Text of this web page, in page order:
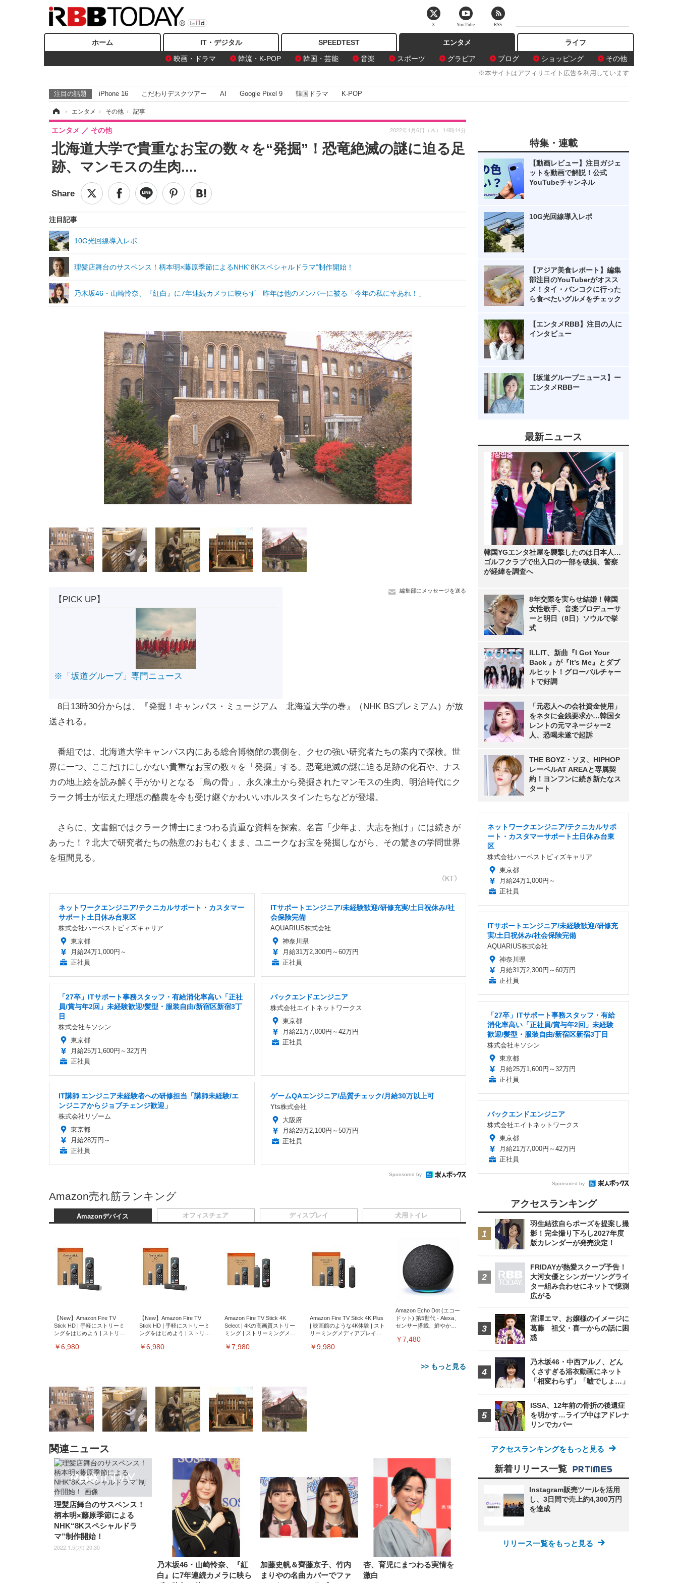
ホーム IT・デジタル SPEEDTEST
エンタメ
映画・ドラマ
韓流・K-POP 韓国・芸能 音楽 スポーツ グラビア ブログ ショッピング その他
ライフ
※本サイトはアフィリエイト広告を利用しています
注目の話題 iPhone 16 こだわりデスクツアー AI Google Pixel 9 韓国ドラマ K-POP
› エンタメ › その他 › 記事
北海道大学で貴重なお宝の数々を“発掘”！恐竜絶滅の謎に迫る足
跡、マンモスの生肉....
エンタメ その他 2022年1月6日（木） 14時14分
注目記事
10G光回線導入レポ
理髪店舞台のサスペンス！柄本明×藤原季節によるNHK“8Kスペシャルドラマ”制作開始！
乃木坂46・山崎怜奈、『紅白』に7年連続カメラに映らず 昨年は他のメンバーに被る「今年の私に幸あれ！」
編集部にメッセージを送る
【PICK UP】
※「坂道グループ」専門ニュース
8日13時30分からは、『発掘！キャンパス・ミュージアム 北海道大学の巻』（NHK BSプレミアム）が放
送される。
番組では、北海道大学キャンパス内にある総合博物館の裏側を、クセの強い研究者たちの案内で探検。世
界に一つ、ここだけにしかない貴重なお宝の数々を「発掘」する。恐竜絶滅の謎に迫る足跡の化石や、ナス
カの地上絵を読み解く手がかりとなる「鳥の骨」、永久凍土から発掘されたマンモスの生肉、明治時代にク
ラーク博士が伝えた理想の酪農を今も受け継ぐかわいいホルスタインたちなどが登場。
さらに、文書館ではクラーク博士にまつわる貴重な資料を探索。名言「少年よ、大志を抱け」には続きが
あった！？北大で研究者たちの熱意のおもむくまま、ユニークなお宝を発掘しながら、その驚きの学問世界
を垣間見る。
《KT》
ネットワークエンジニア/テクニカルサポート・カスタマー
サポート土日休み台東区
株式会社ハーベストビィズキャリア
東京都
月給24万1,000円～
正社員
ITサポートエンジニア/未経験歓迎/研修充実/土日祝休み/社
会保険完備
AQUARIUS株式会社
神奈川県
月給31万2,300円～60万円
正社員
「27卒」ITサポート事務スタッフ・有給消化率高い「正社
員/賞与年2回」未経験歓迎/髪型・服装自由/新宿区新宿3丁
目
株式会社キソシン
東京都
月給25万1,600円～32万円
正社員
バックエンドエンジニア
株式会社エイトネットワークス
東京都
月給21万7,000円～42万円
正社員
IT講師 エンジニア未経験者への研修担当「講師未経験/エ
ンジニアからジョブチェンジ歓迎」
株式会社リゾーム
東京都
月給28万円～
正社員
ゲームQAエンジニア/品質チェック/月給30万以上可
Yts株式会社
大阪府
月給29万2,100円～50万円
正社員
Sponsored by
Amazon売れ筋ランキング
Amazonデバイス
【New】Amazon Fire TV
Stick HD | 手軽にストリーミ
ングをはじめよう | ストリー
￥6,980
【New】Amazon Fire TV
Stick HD | 手軽にストリーミ
ングをはじめよう | ストリー
￥6,980
Amazon Fire TV Stick 4K
Select | 4Kの高画質ストリー
ミング | ストリーミングメデ
￥7,980
Amazon Fire TV Stick 4K Plus
| 映画館のような4K体験 | スト
リーミングメディアプレイヤ
￥9,980
Amazon Echo Dot (エコー
ドット) 第5世代 - Alexa、
センサー搭載、鮮やかな
￥7,480
>> もっと見る
オフィスチェア
[EdoErgo] オフィスチェア 椅
子 テレワーク 疲れない 跳ね
上げ式アームレスト コンパク
ト 約105度ロッキング pc 事務
椅子 360度回転 座面昇降 強化
ナイロン樹脂ベース 通気性メ
ッシュ 在宅ワーク H-
WY01(黒網+黒枠+黒足)
￥5,699
SIHOO B100 オフィスチェア
／デスクチェア メッシュチェ
ア 人間工学 疲れない ブラッ
Sezlife オフィスチェア デスク
チェア 疲れない テレワーク
チェア 強化バックレスト 30
度ロッキング機能 人間工学 椅
子 腰サポート 90度跳ね上げ
式アームレスト 3Dヘッドレス
ト ハンガー付き 高反発クッシ
ョン PCチェア 通気性メッシ
ュ ゲーミング/勉強/事務用 お
しゃれ パソコンチェア (ブラ
チェア 強化バックレスト 30度
ロッキング機能 人間工学 椅子
腰サポート 90度跳ね上げ式ア
ームレスト 3Dヘッドレスト
ハンガー付き 高反発クッショ
ン PCチェア 通気性メッシュ
ゲーミング/勉強/事務用 おし
ゃれ パソコンチェア (ホワイ
￥7,680
ANDWINT オフィスチェ
ア デスクチェア 肘なし メ
ッシュ 通気性 ランバーサ
ポート付き 腰サポート ガ
ス圧無段階昇降 360度回
転 キャスター付き コンパ
クト 幅52×奥行58.5×高さ
84～96cm テレワーク 在
宅勤務 ブラック
￥4,139
ディスプレイ
EIZO ビジネス向けプレミア
ムモニター | FlexScan
EV3240X-WT | 31.5型4K
UHD・USB Type-C・ホワイ
ト
￥105,595
EIZO ビジネス向けプレミア
ムモニター | FlexScan
EV2740X-WT | 27.0型4K
UHD・USB Type-C・ホワイ
【純正品】27"ゲーミングモ
ニター DualSense 充電フッ
ク付き（CFI-ZDM1J）
￥49,979
HD（1920×1080）VA 非光
沢 HDMI/DisplayPort/VGA
スピーカー内蔵 高さ調整 ス
イベル VESA対応
ComfortView ビジネス向け
￥15,800
【MiniLED/24.5inch/280Hz/FHD】
GRAPHT THE SHOOTER
Gaming Monitor 24” Essential ゲ
ーミングモニター QD 24.5インチ
1ms FHD 量子ドット 残像低減 (3
年保証 | 輝点保証 | 日本メーカー)
￥34,980
犬用トイレ
Amazonベーシック ペットシ
ーツ 薄型 レギュラー 1回使い
捨て 無香料 ホワイト 300枚
￥3,373
Amazonベーシック ペットシ
ーツ 厚型 ワイド 42枚x2袋(84
枚) ホワイト(吸収面:ライトブ
ネオ・ルーライフ ネオ・オム
ツ L 中型犬用 26枚入り 単品
Smart Basic アイリスオーヤマ
ペットシーツ 超厚型 お徳用
ワイド 100枚入 (x 1) (ケース
販売)
￥3,670
アイリスオーヤマ ペット
シーツ 超厚型 お徳用 レギ
ュラー 200枚入
【Amazon.co.jp限定】
￥3,731
関連ニュース
理髪店舞台のサスペンス！
柄本明×藤原季節による
NHK“8Kスペシャルドラ
マ”制作開始！
2022.1.5(水) 20:30
乃木坂46・山崎怜奈、『紅
白』に7年連続カメラに映ら
加藤史帆＆齊藤京子、竹内
まりやの名曲カバーでファ
杏、育児にまつわる実情を
激白
特集・連載
【動画レビュー】注目ガジェ
ットを動画で解説！公式
YouTubeチャンネル
10G光回線導入レポ
【アジア美食レポート】編集
部注目のYouTuberがオスス
メ！タイ・バンコクに行った
ら食べたいグルメをチェック
【エンタメRBB】注目の人に
インタビュー
【坂道グループニュース】ー
エンタメRBBー
最新ニュース
韓国YGエンタ社屋を襲撃したのは日本人…
ゴルフクラブで出入口の一部を破損、警察
が経緯を調査へ
8年交際を実らせ結婚！韓国
女性歌手、音楽プロデューサ
ーと明日（8日）ソウルで挙
式
ILLIT、新曲『I Got Your
Back 』が『It’s Me』とダブ
ルヒット！グローバルチャー
トで好調
「元恋人への会社資金使用」
をネタに金銭要求か…韓国タ
レントの元マネージャー2
人、恐喝未遂で起訴
THE BOYZ・ソヌ、HIPHOP
レーベルAT AREAと専属契
約！ヨンフンに続き新たなス
タート
ネットワークエンジニア/テクニカルサポ
ート・カスタマーサポート土日休み台東
区
株式会社ハーベストビィズキャリア
東京都
月給24万1,000円～
正社員
ITサポートエンジニア/未経験歓迎/研修充
実/土日祝休み/社会保険完備
AQUARIUS株式会社
神奈川県
月給31万2,300円～60万円
正社員
「27卒」ITサポート事務スタッフ・有給
消化率高い「正社員/賞与年2回」未経験
歓迎/髪型・服装自由/新宿区新宿3丁目
株式会社キソシン
東京都
月給25万1,600円～32万円
正社員
バックエンドエンジニア
株式会社エイトネットワークス
東京都
月給21万7,000円～42万円
正社員
Sponsored by
アクセスランキング
羽生結弦自らポーズを提案し撮
影！完全撮り下ろし2027年度
版カレンダーが発売決定！
FRIDAYが熱愛スクープ予告！
大河女優とシンガーソングライ
ター組み合わせにネットで憶測
広がる
宮澤エマ、お嬢様のイメージに
葛藤 祖父・喜一からの話に困
惑
乃木坂46・中西アルノ、どん
くさすぎる浴衣動画にネット
「相変わらず」「嘘でしょ…」
ISSA、12年前の骨折の後遺症
を明かす…ライブ中はアドレナ
リンでカバー
アクセスランキングをもっと見る
新着リリース一覧
Instagram販売ツールを活用
し、3日間で売上約4,300万円
を達成
リリース一覧をもっと見る
X YouTube RSS